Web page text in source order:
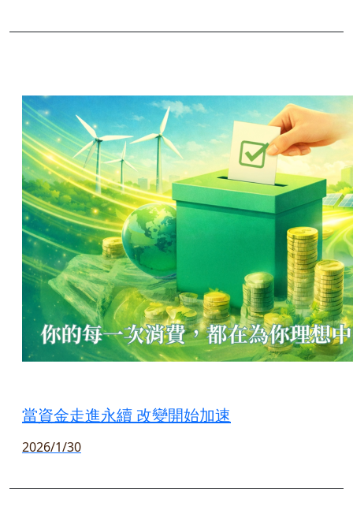
當資金走進永續 改變開始加速
2026/1/30